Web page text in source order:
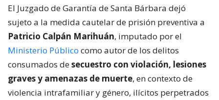
El Juzgado de Garantía de Santa Bárbara dejó
sujeto a la medida cautelar de prisión preventiva a
Patricio Calpán Marihuán, imputado por el
Ministerio Público como autor de los delitos
consumados desecuestro con violación, lesiones
graves y amenazas de muerte, en contexto de
violencia intrafamiliar y género, ilícitos perpetrados